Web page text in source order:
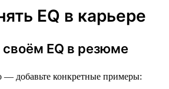
EQ в карьере
EQ в резюме
— добавьте конкретные примеры: